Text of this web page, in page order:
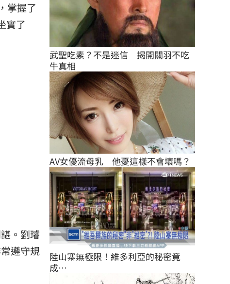
掌握了
實了
。劉璿
遵守規
武聖吃素？不是迷信　揭開關羽不吃
牛真相
AV女優流母乳　他憂這樣不會壞嗎？
陸山寨無極限！維多利亞的秘密竟
成…